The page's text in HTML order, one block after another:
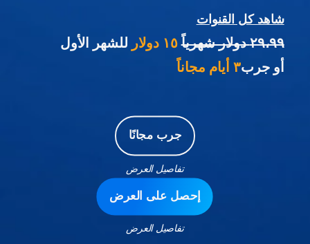
شاهد كل القنوات
٢٩،٩٩ دولار شهرياً ١٥ دولار
للشهر الأول
أو جرب٣ أيام مجاناً
جرب مجانًا
تفاصيل العرض
إحصل على العرض
تفاصيل العرض